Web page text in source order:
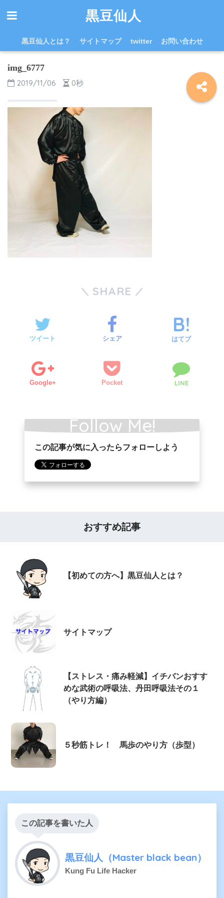
黒豆仙人
黒豆仙人とは？ サイトマップ twitter お問い合わせ
img_6777
2019/11/06 0秒
SHARE
ツイート シェア はてブ
Google+ Pocket LINE
Follow Me!
この記事が気に入ったらフォローしよう
おすすめ記事
【初めての方へ】黒豆仙人とは？
サイトマップ
【ストレス・痛み軽減】イチバンおすす
めな武術の呼吸法、丹田呼吸法その１
（やり方編）
５秒筋トレ！ 馬歩のやり方（歩型）
この記事を書いた人
黒豆仙人（Master black bean）
Kung Fu Life Hacker